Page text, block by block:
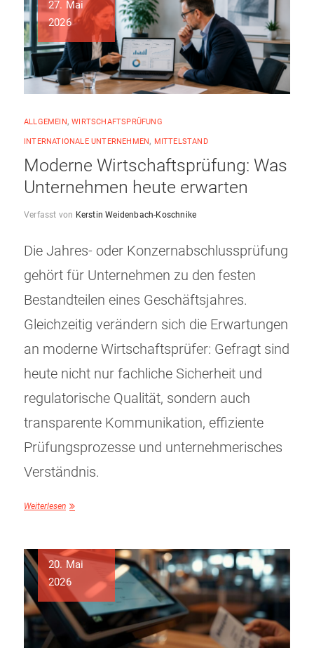
27. Mai
2026
ALLGEMEIN,WIRTSCHAFTSPRÜFUNG
INTERNATIONALE UNTERNEHMEN, MITTELSTAND
Moderne Wirtschaftsprüfung: Was
Unternehmen heute erwarten
Verfasst von Kerstin Weidenbach-Koschnike
Die Jahres- oder Konzernabschlussprüfung
gehört für Unternehmen zu den festen
Bestandteilen eines Geschäftsjahres.
Gleichzeitig verändern sich die Erwartungen
an moderne Wirtschaftsprüfer: Gefragt sind
heute nicht nur fachliche Sicherheit und
regulatorische Qualität, sondern auch
transparente Kommunikation, effiziente
Prüfungsprozesse und unternehmerisches
Verständnis.
Weiterlesen
20. Mai
2026